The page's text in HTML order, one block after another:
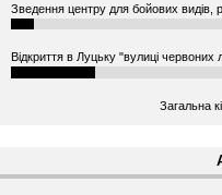
Зведення центру для бойових видів,
Відкриття в Луцьку "вулиці червоних
Загальна